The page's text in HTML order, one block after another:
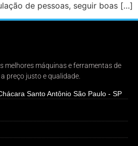
de pessoas, seguir boas […]
melhores máquinas e ferramentas de
preço justo e qualidade.
Santo Antônio São Paulo - SP